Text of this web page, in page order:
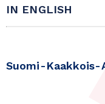
IN ENGLISH
Suomi-Kaakkois-